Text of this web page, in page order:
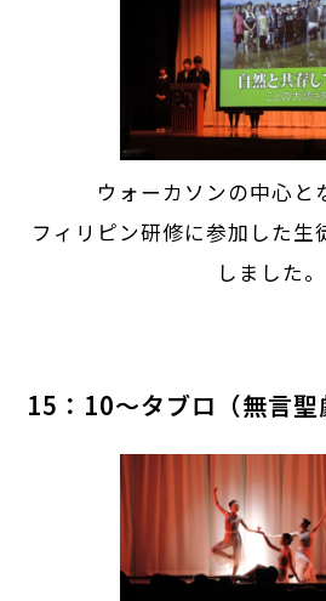
ウォーカソンの中心と
フィリピン研修に参加した生
しました。
15：10～タブロ（無言聖